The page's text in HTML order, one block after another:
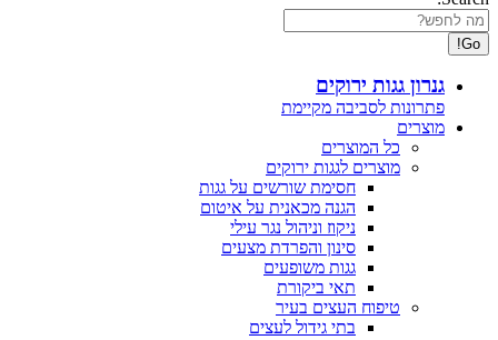
גנרון גגות ירוקים
פתרונות לסביבה מקיימת
מוצרים
כל המוצרים
מוצרים לגגות ירוקים
חסימת שורשים על גגות
הגנה מכאנית על איטום
ניקוז וניהול נגר עילי
סינון והפרדת מצעים
גגות משופעים
תאי ביקורת
טיפוח העצים בעיר
בתי גידול לעצים